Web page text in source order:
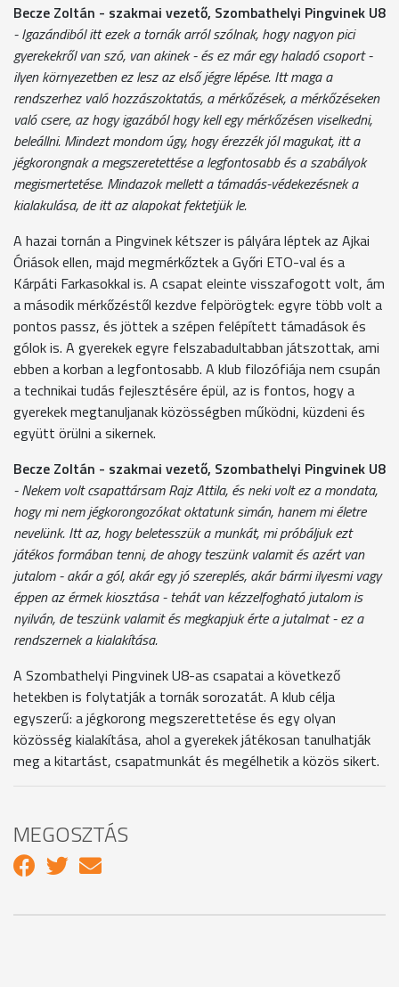
Becze Zoltán - szakmai vezető, Szombathelyi Pingvinek U8
- Igazándiból itt ezek a tornák arról szólnak, hogy nagyon pici
gyerekekről van szó, van akinek - és ez már egy haladó csoport -
ilyen környezetben ez lesz az első jégre lépése. Itt maga a
rendszerhez való hozzászoktatás, a mérkőzések, a mérkőzéseken
való csere, az hogy igazából hogy kell egy mérkőzésen viselkedni,
beleállni. Mindezt mondom úgy, hogy érezzék jól magukat, itt a
jégkorongnak a megszeretettése a legfontosabb és a szabályok
megismertetése. Mindazok mellett a támadás-védekezésnek a
kialakulása, de itt az alapokat fektetjük le.
A hazai tornán a Pingvinek kétszer is pályára léptek az Ajkai
Óriások ellen, majd megmérkőztek a Győri ETO-val és a
Kárpáti Farkasokkal is. A csapat eleinte visszafogott volt, ám
a második mérkőzéstől kezdve felpörögtek: egyre több volt a
pontos passz, és jöttek a szépen felépített támadások és
gólok is. A gyerekek egyre felszabadultabban játszottak, ami
ebben a korban a legfontosabb. A klub filozófiája nem csupán
a technikai tudás fejlesztésére épül, az is fontos, hogy a
gyerekek megtanuljanak közösségben működni, küzdeni és
együtt örülni a sikernek.
Becze Zoltán - szakmai vezető, Szombathelyi Pingvinek U8
- Nekem volt csapattársam Rajz Attila, és neki volt ez a mondata,
hogy mi nem jégkorongozókat oktatunk simán, hanem mi életre
nevelünk. Itt az, hogy beletesszük a munkát, mi próbáljuk ezt
játékos formában tenni, de ahogy teszünk valamit és azért van
jutalom - akár a gól, akár egy jó szereplés, akár bármi ilyesmi vagy
éppen az érmek kiosztása - tehát van kézzelfogható jutalom is
nyilván, de teszünk valamit és megkapjuk érte a jutalmat - ez a
rendszernek a kialakítása.
A Szombathelyi Pingvinek U8-as csapatai a következő
hetekben is folytatják a tornák sorozatát. A klub célja
egyszerű: a jégkorong megszerettetése és egy olyan
közösség kialakítása, ahol a gyerekek játékosan tanulhatják
meg a kitartást, csapatmunkát és megélhetik a közös sikert.
MEGOSZTÁS